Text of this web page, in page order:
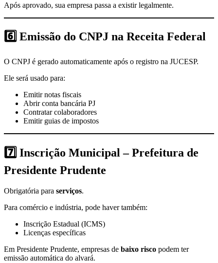
Após aprovado, sua empresa passa a existir legalmente.
6️⃣ Emissão do CNPJ na Receita Federal
O CNPJ é gerado automaticamente após o registro na JUCESP.
Ele será usado para:
Emitir notas fiscais
Abrir conta bancária PJ
Contratar colaboradores
Emitir guias de impostos
7️⃣ Inscrição Municipal – Prefeitura de
Presidente Prudente
Obrigatória para serviços.
Para comércio e indústria, pode haver também:
Inscrição Estadual (ICMS)
Licenças específicas
Em Presidente Prudente, empresas de baixo risco podem ter
emissão automática do alvará.